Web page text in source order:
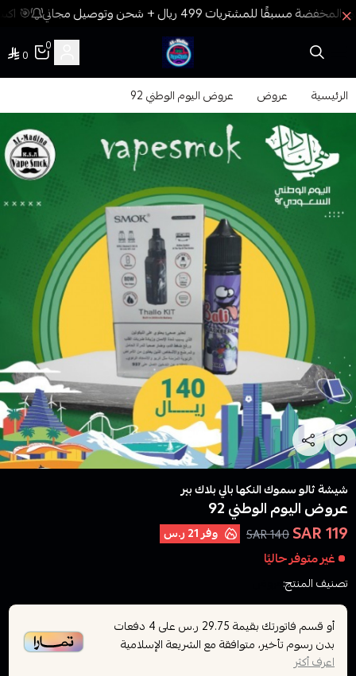
🎯
فيب المدينة
0
0
الرئيسية عروض عروض اليوم الوطني 92
شيشة ثالو سموك النكها بالي بلاك بير
عروض اليوم الوطني 92
119 SAR
140 SAR وفر21 ر.س
غير متوفر حاليًا
تصنيف المنتج:
أو قسم فاتورتك بقيمة 29.75 ر.س على4 دفعات
بدون رسوم تأخير، متوافقة مع الشريعة الإسلامية
اعرف أكثر